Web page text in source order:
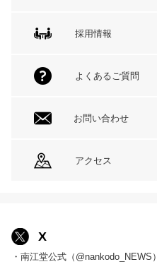
採用情報
よくあるご質問
お問い合わせ
アクセス
X
・南江堂公式（@nankodo_NEWS）